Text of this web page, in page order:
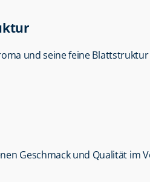
und seine feine Blattstruktur
Geschmack und Qualität im